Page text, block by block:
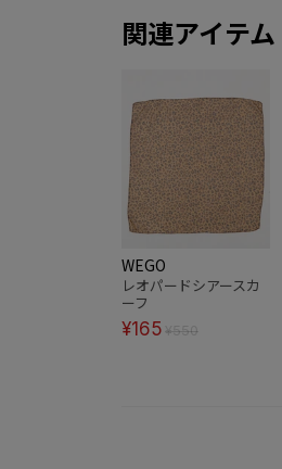
関連アイテム
WEGO
レオパードシアースカ
ーフ
¥165 ¥550